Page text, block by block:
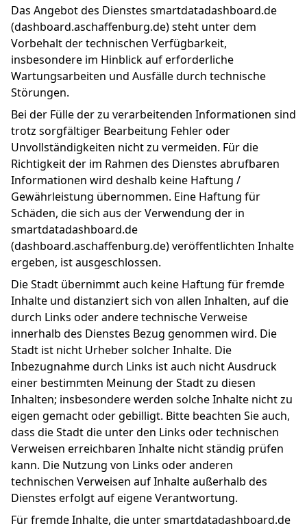
Das Angebot des Dienstes smartdatadashboard.de
(dashboard.aschaffenburg.de) steht unter dem
Vorbehalt der technischen Verfügbarkeit,
insbesondere im Hinblick auf erforderliche
Wartungsarbeiten und Ausfälle durch technische
Störungen.
Bei der Fülle der zu verarbeitenden Informationen sind
trotz sorgfältiger Bearbeitung Fehler oder
Unvollständigkeiten nicht zu vermeiden. Für die
Richtigkeit der im Rahmen des Dienstes abrufbaren
Informationen wird deshalb keine Haftung /
Gewährleistung übernommen. Eine Haftung für
Schäden, die sich aus der Verwendung der in
smartdatadashboard.de
(dashboard.aschaffenburg.de) veröffentlichten Inhalte
ergeben, ist ausgeschlossen.
Die Stadt übernimmt auch keine Haftung für fremde
Inhalte und distanziert sich von allen Inhalten, auf die
durch Links oder andere technische Verweise
innerhalb des Dienstes Bezug genommen wird. Die
Stadt ist nicht Urheber solcher Inhalte. Die
Inbezugnahme durch Links ist auch nicht Ausdruck
einer bestimmten Meinung der Stadt zu diesen
Inhalten; insbesondere werden solche Inhalte nicht zu
eigen gemacht oder gebilligt. Bitte beachten Sie auch,
dass die Stadt die unter den Links oder technischen
Verweisen erreichbaren Inhalte nicht ständig prüfen
kann. Die Nutzung von Links oder anderen
technischen Verweisen auf Inhalte außerhalb des
Dienstes erfolgt auf eigene Verantwortung.
Für fremde Inhalte, die unter smartdatadashboard.de